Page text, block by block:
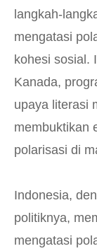
langkah-
mengatasi
kohesi sosial.
Kanada,
upaya literasi
membuktikan
polarisasi di
Indonesia,
politiknya,
mengatasi